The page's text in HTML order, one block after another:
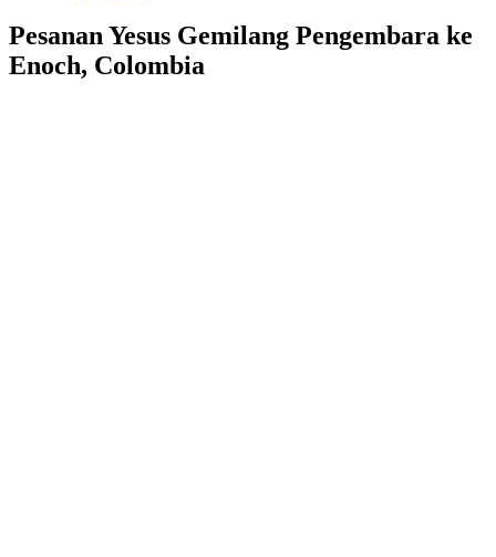
Pesanan Yesus Gemilang Pengembara ke
Enoch, Colombia